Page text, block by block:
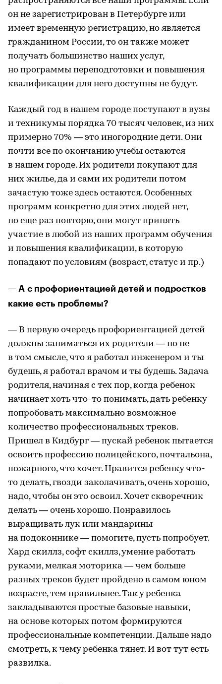
он не зарегистрирован в Петербурге или
имеет временную регистрацию, но является
гражданином России, то он также может
получать большинство наших услуг,
но программы переподготовки и повышения
квалификации для него доступны не будут.
Каждый год в нашем городе поступают в вузы
и техникумы порядка 70 тысяч человек, из них
примерно 70% — это иногородние дети. Они
почти все по окончанию учебы остаются
в нашем городе. Их родители покупают для
них жилье, да и сами их родители потом
зачастую тоже здесь остаются. Особенных
программ конкретно для этих людей нет,
но еще раз повторю, они могут принять
участие в любой из наших программ обучения
и повышения квалификации, в которую
попадают по условиям (возраст, статус и пр.)
— А с профориентацией детей и подростков
какие есть проблемы?
— В первую очередь профориентацией детей
должны заниматься их родители — но не
в том смысле, что я работал инженером и ты
будешь, я работал врачом и ты будешь. Задача
родителя, начиная с тех пор, когда ребенок
начинает хоть что-то понимать, дать ребенку
попробовать максимально возможное
количество профессиональных треков.
Пришел в Кидбург — пускай ребенок пытается
освоить профессию полицейского, почтальона,
пожарного, что хочет. Нравится ребенку что-
то делать, гвозди заколачивать, очень хорошо,
надо, чтобы он это освоил. Хочет скворечник
делать — очень хорошо. Понравилось
выращивать лук или мандарины
на подоконнике — помогите, пусть попробует.
Хард скиллз, софт скиллз, умение работать
руками, мелкая моторика — чем больше
разных треков будет пройдено в самом юном
возрасте, тем правильнее. Так у ребенка
закладываются простые базовые навыки,
на основе которых потом формируются
профессиональные компетенции. Дальше надо
смотреть, к чему ребенка тянет. И вот тут есть
развилка.